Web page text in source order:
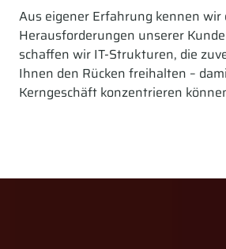
Aus eigener Erfahrung kennen wir
Herausforderungen unserer
schaffen wir IT-Strukturen, die
Ihnen den Rücken freihalten –
Kerngeschäft konzentrieren